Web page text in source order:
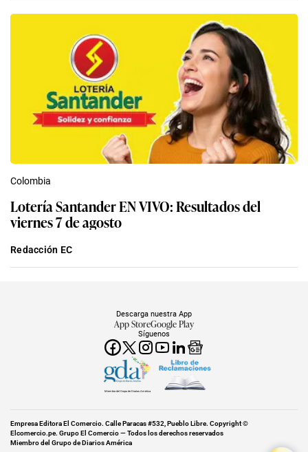
Colombia
Lotería Santander EN VIVO: Resultados del
viernes 7 de agosto
Redacción EC
Síguenos
Descarga nuestra App
App StoreGoogle Play
Miembro del Grupo de Diarios América
Empresa Editora El Comercio. Calle Paracas #532, Pueblo Libre. Copyright ©
Elcomercio.pe. Grupo El Comercio — Todos los derechos reservados
Miembro del Grupo de Diarios América